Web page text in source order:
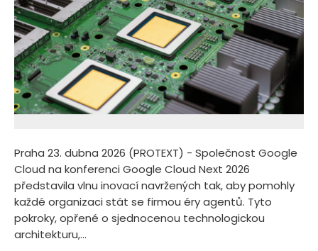
Praha 23. dubna 2026 (PROTEXT) - Společnost Google
Cloud na konferenci Google Cloud Next 2026
představila vlnu inovací navržených tak, aby pomohly
každé organizaci stát se firmou éry agentů. Tyto
pokroky, opřené o sjednocenou technologickou
architekturu,...